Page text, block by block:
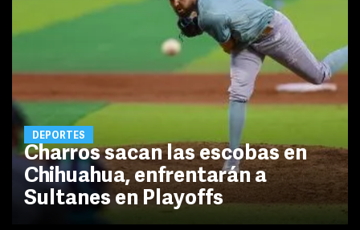
DEPORTES
Charros sacan las escobas en
Chihuahua, enfrentarán a
Sultanes en Playoffs